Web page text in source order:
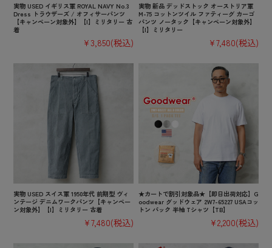
実物 USED イギリス軍 ROYAL NAVY No.3
Dress トラウザーズ / オフィサーパンツ
【キャンペーン対象外】【I】ミリタリー 古
着
¥3,850(税込)
実物 新品 デッドストック オーストリア軍
M-75 コットンツイル ファティーグ カーゴ
パンツ ノータック【キャンペーン対象外】
【I】ミリタリー
¥7,480(税込)
実物 USED スイス軍 1950年代 前期型 ヴィ
ンテージ デニムワークパンツ【キャンペー
ン対象外】【I】ミリタリー 古着
¥7,480(税込)
★カートで割引対象品★【即日出荷対応】G
oodwear グッドウェア 2W7-65227 USAコッ
トン パック 半袖 Tシャツ【TB】
¥2,200(税込)